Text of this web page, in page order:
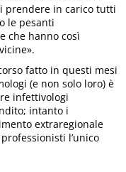
prendere in carico tutti
le pesanti
che hanno così
fatto in questi mesi
(e non solo loro) è
infettivologi
intanto i
extraregionale
l’unico